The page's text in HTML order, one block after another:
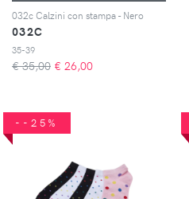
032c Calzini con stampa - Nero
032C
35-39
€ 35,00 € 26,00
--25%